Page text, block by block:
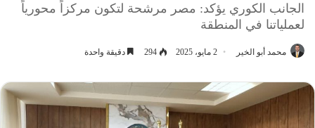
الجانب الكوري يؤكد: مصر مرشحة لتكون مركزاً محورياً
لعملياتنا في المنطقة
محمد أبو الخير 2 مايو، 2025 294 دقيقة واحدة